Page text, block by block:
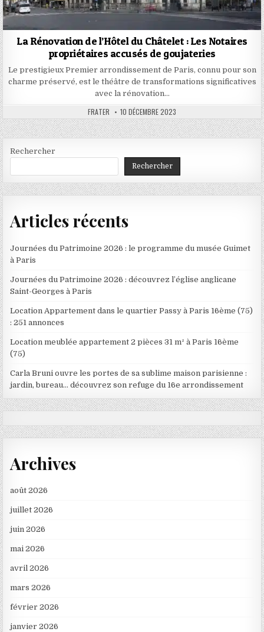
La Rénovation de l’Hôtel du Châtelet : Les Notaires
propriétaires accusés de goujateries
Le prestigieux Premier arrondissement de Paris, connu pour son
charme préservé, est le théâtre de transformations significatives
avec la rénovation…
AUTHOR:
FRATER PUBLISHED
DATE:
10 DÉCEMBRE 2023
Rechercher
Rechercher
Articles récents
Journées du Patrimoine 2026 : le programme du musée Guimet
à Paris
Journées du Patrimoine 2026 : découvrez l’église anglicane
Saint-Georges à Paris
Location Appartement dans le quartier Passy à Paris 16ème (75)
: 251 annonces
Location meublée appartement 2 pièces 31 m² à Paris 16ème
(75)
Carla Bruni ouvre les portes de sa sublime maison parisienne :
jardin, bureau… découvrez son refuge du 16e arrondissement
Archives
août 2026
juillet 2026
juin 2026
mai 2026
avril 2026
mars 2026
février 2026
janvier 2026